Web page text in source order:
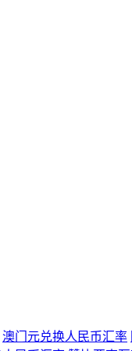
澳门元兑换人民币汇率